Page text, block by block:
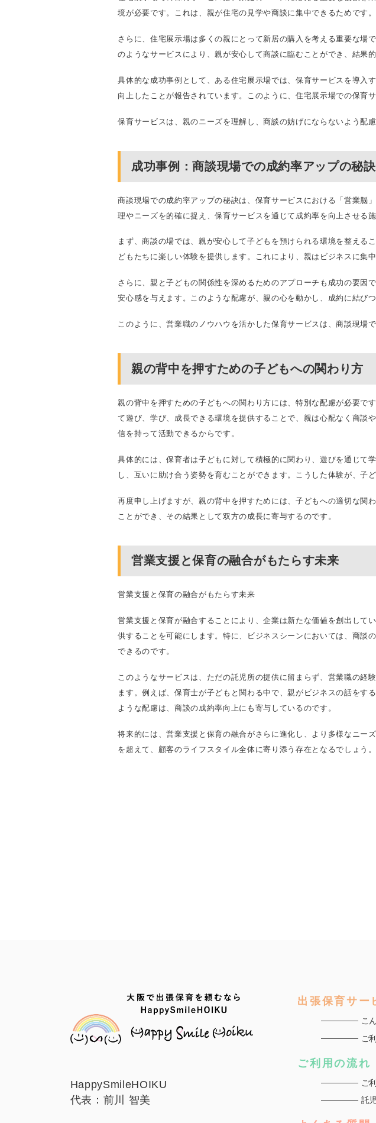
境が必要です。これは、親が住宅の見学や商談に集中できるためです。
さらに、住宅展示場は多くの親にとって新居の購入を考える重要な場
のようなサービスにより、親が安心して商談に臨むことができ、結果
具体的な成功事例として、ある住宅展示場では、保育サービスを導入
向上したことが報告されています。このように、住宅展示場での保育
保育サービスは、親のニーズを理解し、商談の妨げにならないよう配
成功事例：商談現場での成約率アップの秘訣
商談現場での成約率アップの秘訣は、保育サービスにおける「営業脳
理やニーズを的確に捉え、保育サービスを通じて成約率を向上させる
まず、商談の場では、親が安心して子どもを預けられる環境を整え
どもたちに楽しい体験を提供します。これにより、親はビジネスに集
さらに、親と子どもの関係性を深めるためのアプローチも成功の要因
安心感を与えます。このような配慮が、親の心を動かし、成約に結びつ
このように、営業職のノウハウを活かした保育サービスは、商談現場
親の背中を押すための子どもへの関わり方
親の背中を押すための子どもへの関わり方には、特別な配慮が必要で
て遊び、学び、成長できる環境を提供することで、親は心配なく商談
信を持って活動できるからです。
具体的には、保育者は子どもに対して積極的に関わり、遊びを通じて
し、互いに助け合う姿勢を育むことができます。こうした体験が、子
再度申し上げますが、親の背中を押すためには、子どもへの適切な関
ことができ、その結果として双方の成長に寄与するのです。
営業支援と保育の融合がもたらす未来
営業支援と保育の融合がもたらす未来
営業支援と保育が融合することにより、企業は新たな価値を創出して
供することを可能にします。特に、ビジネスシーンにおいては、商談
できるのです。
このようなサービスは、ただの託児所の提供に留まらず、営業職の経
ます。例えば、保育士が子どもと関わる中で、親がビジネスの話を
ような配慮は、商談の成約率向上にも寄与しているのです。
将来的には、営業支援と保育の融合がさらに進化し、より多様なニー
を超えて、顧客のライフスタイル全体に寄り添う存在となるでしょう
HappySmileHOIKU
代表：前川 智美
出張保育サー
こ
ご
ご利用の流れ
ご
託